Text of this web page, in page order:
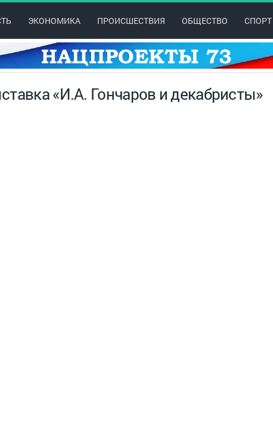
ЭКОНОМИКА ПРОИСШЕСТВИЯ ОБЩЕСТВО СПОРТ
«И.А. Гончаров и декабристы»